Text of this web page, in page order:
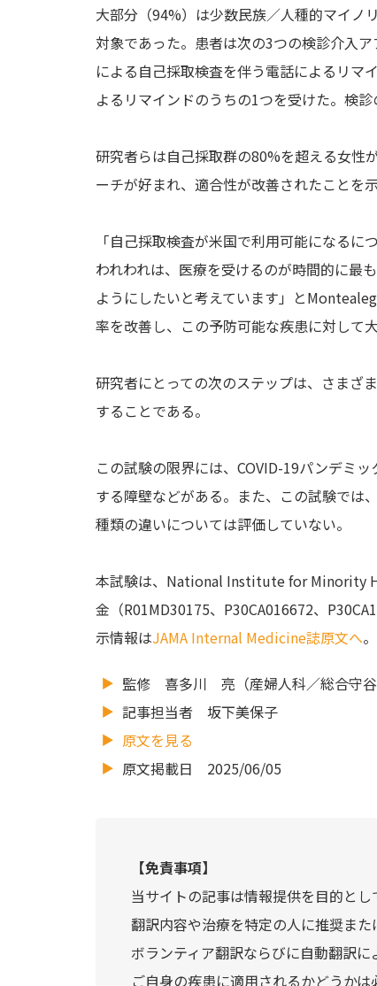
大部分（94%）は少数民族／人種的マイノ
対象であった。患者は次の3つの検診介入
による自己採取検査を伴う電話によるリマ
よるリマインドのうちの1つを受けた。検
研究者らは自己採取群の80%を超える女性
ーチが好まれ、適合性が改善されたことを
「自己採取検査が米国で利用可能になるに
われわれは、医療を受けるのが時間的に最
ようにしたいと考えています」と
率を改善し、この予防可能な疾患に対して
研究者にとっての次のステップは、さまざ
することである。
この試験の限界には、COVID-19パンデミ
する障壁などがある。また、この試験では
種類の違いについては評価していない。
本試験は、National Institute for Minority
金（R01MD30175、P30CA016672、
示情報はJAMA Internal Medicine誌原文へ。
監修 喜多川 亮（産婦人科／総合守
記事担当者 坂下美保子
原文を見る
原文掲載日 2025/06/05
【免責事項】
当サイトの記事は情報提供を目的とし
翻訳内容や治療を特定の人に推奨また
ボランティア翻訳ならびに自動翻訳
ご自身の疾患に適用されるかどうかは